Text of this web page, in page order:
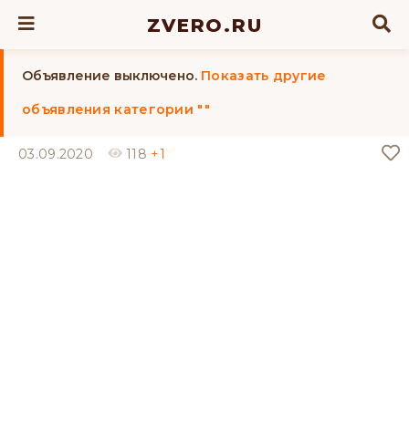
ZVERO.RU
Объявление выключено. Показать другие
объявления категории ""
03.09.2020 118 +1